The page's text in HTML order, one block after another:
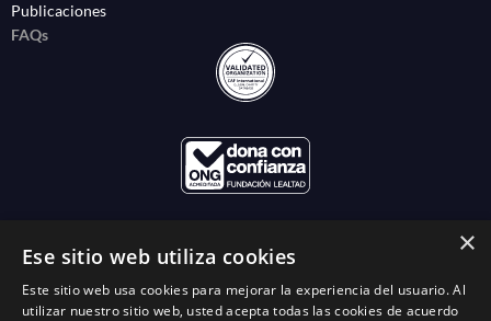
Publicaciones
FAQs
×
Ese sitio web utiliza cookies
Este sitio web usa cookies para mejorar la experiencia del usuario. Al
utilizar nuestro sitio web, usted acepta todas las cookies de acuerdo